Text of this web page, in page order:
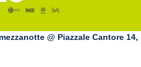
@ Piazzale Cantore 14,